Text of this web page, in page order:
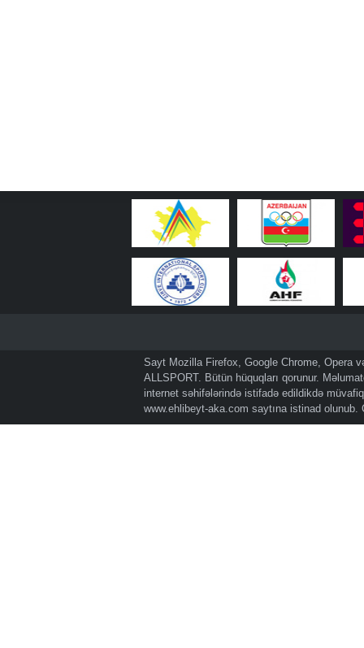
Sayt Mozilla Firefox, Google Chrome, Opera
ALLSPORT. Bütün hüquqları qorunur.
internet səhifələrində istifadə edildikdə
www.ehlibeyt-aka.com saytına istinad olunub.